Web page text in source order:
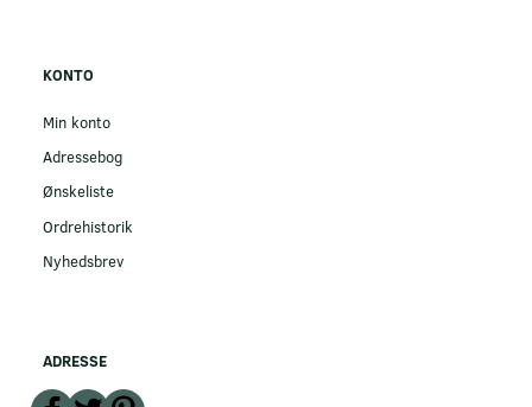
KONTO
Min konto
Adressebog
Ønskeliste
Ordrehistorik
Nyhedsbrev
ADRESSE